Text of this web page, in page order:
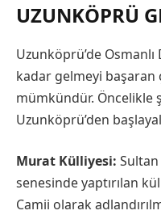
UZUNKÖPRÜ
Uzunköprü’de
kadar gelmeyi
mümkündür. Öncelikle
Uzunköprü’den
Murat Külliyesi:
senesinde yaptırılan
Camii olarak